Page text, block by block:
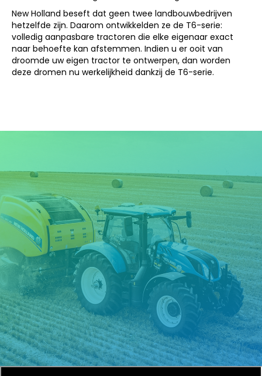
New Holland beseft dat geen twee landbouwbedrijven
hetzelfde zijn. Daarom ontwikkelden ze de T6-serie:
volledig aanpasbare tractoren die elke eigenaar exact
naar behoefte kan afstemmen. Indien u er ooit van
droomde uw eigen tractor te ontwerpen, dan worden
deze dromen nu werkelijkheid dankzij de T6-serie.